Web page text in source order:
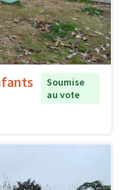
Soumise
au vote